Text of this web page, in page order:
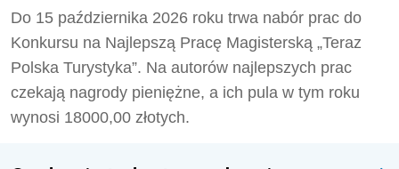
Do 15 października 2026 roku trwa nabór prac do
Konkursu na Najlepszą Pracę Magisterską „Teraz
Polska Turystyka”. Na autorów najlepszych prac
czekają nagrody pieniężne, a ich pula w tym roku
wynosi 18000,00 złotych.